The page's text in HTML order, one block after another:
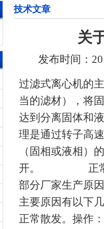
技术文章
关
发布时间：
过滤式离心机的
当的滤材），将
达到分离固体和
理是通过转子高
（固相或液相）
开。 正常的离
部分厂家生产原
主要原因有以
正常散发。操作